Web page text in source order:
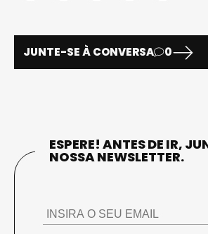
JUNTE-SE À CONVERSA 0
ESPERE! ANTES DE IR,
NOSSA NEWSLETTER.